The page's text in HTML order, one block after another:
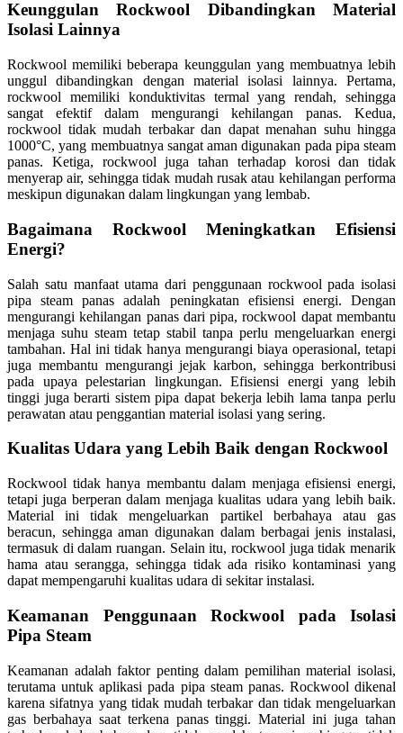
Keunggulan Rockwool Dibandingkan Material
Isolasi Lainnya
Rockwool memiliki beberapa keunggulan yang membuatnya lebih
unggul dibandingkan dengan material isolasi lainnya. Pertama,
rockwool memiliki konduktivitas termal yang rendah, sehingga
sangat efektif dalam mengurangi kehilangan panas. Kedua,
rockwool tidak mudah terbakar dan dapat menahan suhu hingga
1000°C, yang membuatnya sangat aman digunakan pada pipa steam
panas. Ketiga, rockwool juga tahan terhadap korosi dan tidak
menyerap air, sehingga tidak mudah rusak atau kehilangan performa
meskipun digunakan dalam lingkungan yang lembab.
Bagaimana Rockwool Meningkatkan Efisiensi
Energi?
Salah satu manfaat utama dari penggunaan rockwool pada isolasi
pipa steam panas adalah peningkatan efisiensi energi. Dengan
mengurangi kehilangan panas dari pipa, rockwool dapat membantu
menjaga suhu steam tetap stabil tanpa perlu mengeluarkan energi
tambahan. Hal ini tidak hanya mengurangi biaya operasional, tetapi
juga membantu mengurangi jejak karbon, sehingga berkontribusi
pada upaya pelestarian lingkungan. Efisiensi energi yang lebih
tinggi juga berarti sistem pipa dapat bekerja lebih lama tanpa perlu
perawatan atau penggantian material isolasi yang sering.
Kualitas Udara yang Lebih Baik dengan Rockwool
Rockwool tidak hanya membantu dalam menjaga efisiensi energi,
tetapi juga berperan dalam menjaga kualitas udara yang lebih baik.
Material ini tidak mengeluarkan partikel berbahaya atau gas
beracun, sehingga aman digunakan dalam berbagai jenis instalasi,
termasuk di dalam ruangan. Selain itu, rockwool juga tidak menarik
hama atau serangga, sehingga tidak ada risiko kontaminasi yang
dapat mempengaruhi kualitas udara di sekitar instalasi.
Keamanan Penggunaan Rockwool pada Isolasi
Pipa Steam
Keamanan adalah faktor penting dalam pemilihan material isolasi,
terutama untuk aplikasi pada pipa steam panas. Rockwool dikenal
karena sifatnya yang tidak mudah terbakar dan tidak mengeluarkan
gas berbahaya saat terkena panas tinggi. Material ini juga tahan